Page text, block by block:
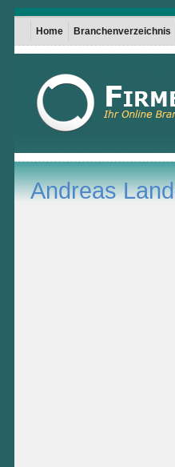
Home Branchenverzeichnis
Andreas